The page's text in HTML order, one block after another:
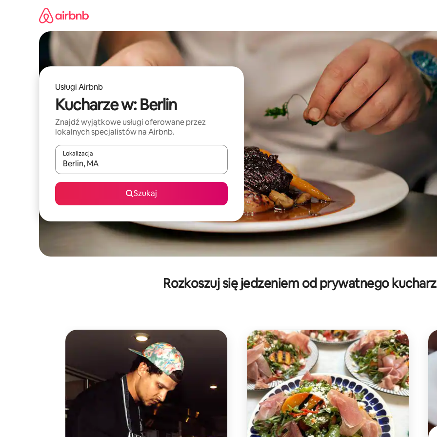
Usługi Airbnb
Kucharze w: Berlin
Znajdź wyjątkowe usługi oferowane przez
lokalnych specjalistów na Airbnb.
Lokalizacja
Gdy wyniki będą dostępne, możesz poruszać się po nich za pomocą klawiszy strzałek w górę i w dół lub przeglądać je
Szukaj
Rozkoszuj się jedzeniem od prywatnego